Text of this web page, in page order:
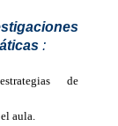
:
de
aula.